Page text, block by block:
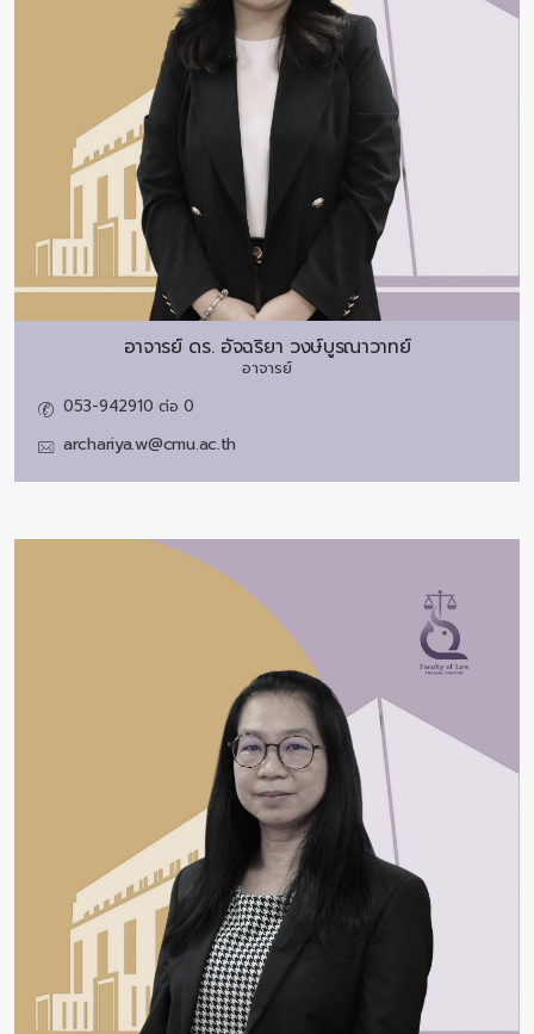
อาจารย์ ดร. อัจฉริยา วงษ์บูรณาวาทย์
อาจารย์
053-942910 ต่อ 0
archariya.w@cmu.ac.th